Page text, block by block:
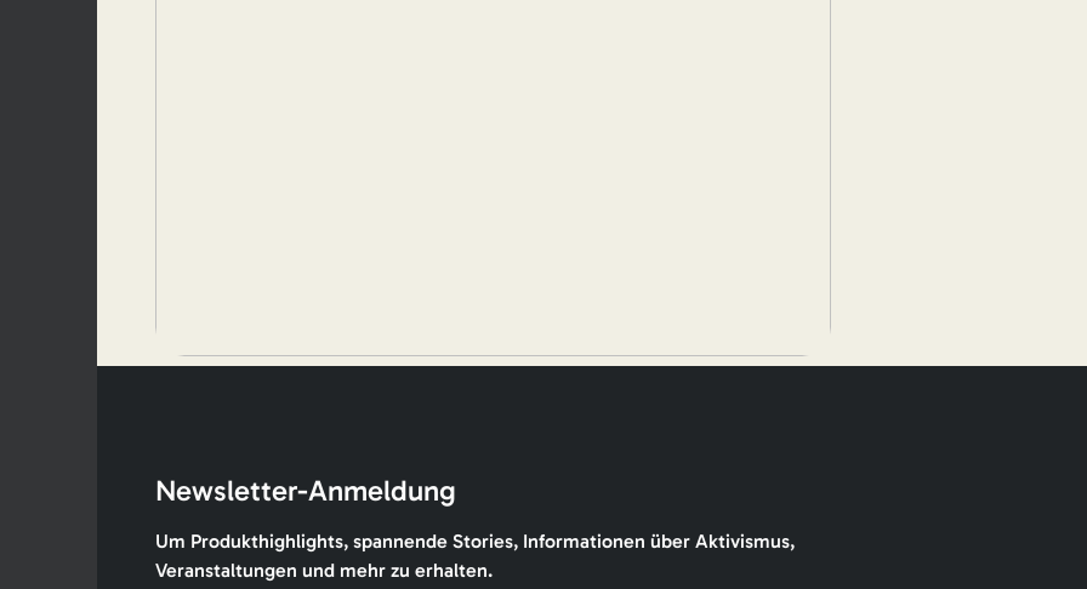
Newsletter-Anmeldung
Um Produkthighlights, spannende Stories, Informationen über Aktivismus,
Veranstaltungen und mehr zu erhalten.